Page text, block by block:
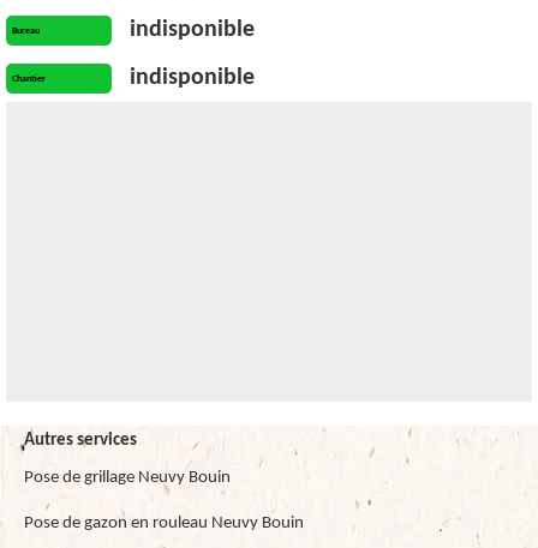
Bureau indisponible
Chantier indisponible
Autres services
Pose de grillage Neuvy Bouin
Pose de gazon en rouleau Neuvy Bouin